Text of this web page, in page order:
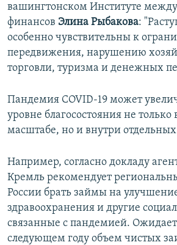
вашингтонском Институте
финансов Элина Рыбакова:
особенно чувствительны к
передвижения, нарушению
торговли, туризма и денежных
Пандемия COVID-19 может
уровне благосостояния не
масштабе, но и внутри отдельных
Например, согласно докладу
Кремль рекомендует
России брать займы на
здравоохранения и другие
связанные с пандемией.
следующем году объем чистых